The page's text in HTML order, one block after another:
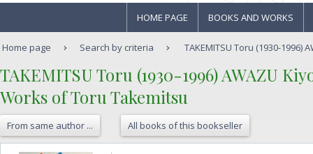
HOME PAGE BOOKS AND WORKS
Home page Search by criteria TAKEMITSU Toru (1930-1996)
‎TAKEMITSU Toru (1930-1996) AWAZU
‎Works of Toru Takemitsu‎
From same author ... All books of this bookseller